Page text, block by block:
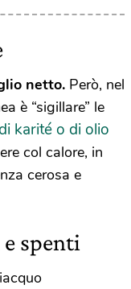
netto. Però, nel
è “sigillare” le
karité o di olio
col calore, in
cerosa e
spenti